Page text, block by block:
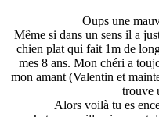
Oups une
Même si dans un sens il a
chien plat qui fait 1m de
mes 8 ans. Mon chéri a
mon amant (Valentin et
trouve
Alors voilà tu es